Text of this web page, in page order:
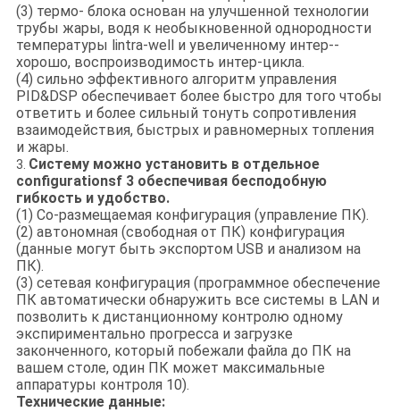
(3) термо- блока основан на улучшенной технологии
трубы жары, водя к необыкновенной однородности
температуры lintra-well и увеличенному интер--
хорошо, воспроизводимость интер-цикла.
(4) сильно эффективного алгоритм управления
PID&DSP обеспечивает более быстро для того чтобы
ответить и более сильный тонуть сопротивления
взаимодействия, быстрых и равномерных топления
и жары.
3. Систему можно установить в отдельное
configurationsf 3 обеспечивая бесподобную
гибкость и удобство.
(1) Со-размещаемая конфигурация (управление ПК).
(2) автономная (свободная от ПК) конфигурация
(данные могут быть экспортом USB и анализом на
ПК).
(3) сетевая конфигурация (программное обеспечение
ПК автоматически обнаружить все системы в LAN и
позволить к дистанционному контролю одному
экспириментально прогресса и загрузке
законченного, который побежали файла до ПК на
вашем столе, один ПК может максимальные
аппаратуры контроля 10).
Технические данные: